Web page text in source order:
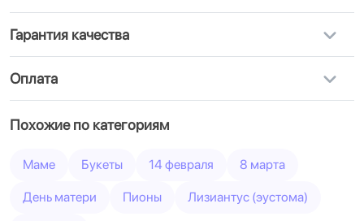
Гарантия качества
Оплата
Похожие по категориям
Маме Букеты 14 февраля 8 марта
День матери Пионы Лизиантус (эустома)